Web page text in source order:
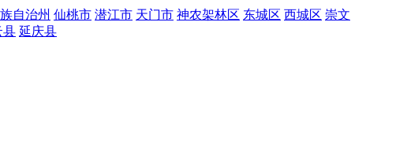
自治州 仙桃市 潜江市 天门市 神农架林区 东城区 西城区 崇文
县 延庆县